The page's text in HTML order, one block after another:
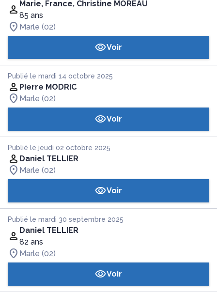
Marie, France, Christine MOREAU
85 ans
Marle (02)
Voir
Publié le mardi 14 octobre 2025
Pierre MODRIC
Marle (02)
Voir
Publié le jeudi 02 octobre 2025
Daniel TELLIER
Marle (02)
Voir
Publié le mardi 30 septembre 2025
Daniel TELLIER
82 ans
Marle (02)
Voir